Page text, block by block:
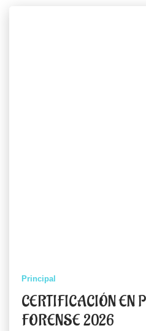
Principal
CERTIFICACIÓN EN
FORENSE 2026